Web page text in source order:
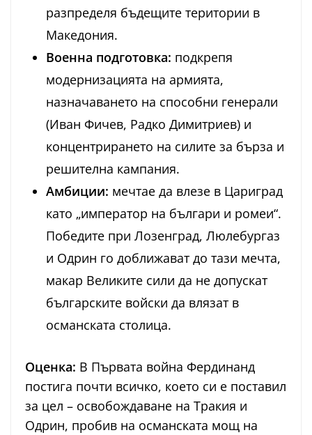
разпределя бъдещите територии в
Македония.
Военна подготовка: подкрепя
модернизацията на армията,
назначаването на способни генерали
(Иван Фичев, Радко Димитриев) и
концентрирането на силите за бърза и
решителна кампания.
Амбиции: мечтае да влезе в Цариград
като „император на българи и ромеи“.
Победите при Лозенград, Люлебургаз
и Одрин го доближават до тази мечта,
макар Великите сили да не допускат
българските войски да влязат в
османската столица.
Оценка: В Първата война Фердинанд
постига почти всичко, което си е поставил
за цел – освобождаване на Тракия и
Одрин, пробив на османската мощ на